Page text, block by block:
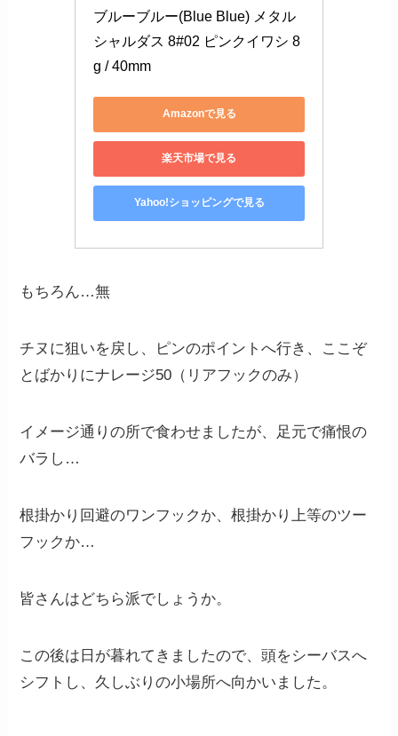
ブルーブルー(Blue Blue) メタル
シャルダス 8#02 ピンクイワシ 8
g / 40mm
Amazonで見る
楽天市場で見る
Yahoo!ショッピングで見る
もちろん…無
チヌに狙いを戻し、ピンのポイントへ行き、ここぞ
とばかりにナレージ50（リアフックのみ）
イメージ通りの所で食わせましたが、足元で痛恨の
バラし…
根掛かり回避のワンフックか、根掛かり上等のツー
フックか…
皆さんはどちら派でしょうか。
この後は日が暮れてきましたので、頭をシーバスへ
シフトし、久しぶりの小場所へ向かいました。